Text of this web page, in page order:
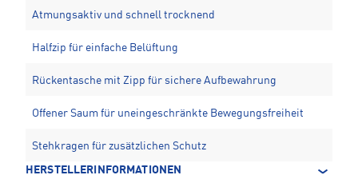
Atmungsaktiv und schnell trocknend
Halfzip für einfache Belüftung
Rückentasche mit Zipp für sichere Aufbewahrung
Offener Saum für uneingeschränkte Bewegungsfreiheit
Stehkragen für zusätzlichen Schutz
HERSTELLERINFORMATIONEN